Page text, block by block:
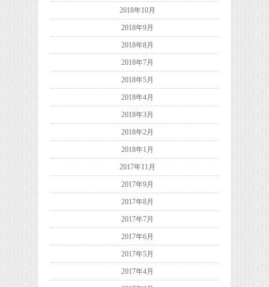
2018年10月
2018年9月
2018年8月
2018年7月
2018年5月
2018年4月
2018年3月
2018年2月
2018年1月
2017年11月
2017年9月
2017年8月
2017年7月
2017年6月
2017年5月
2017年4月